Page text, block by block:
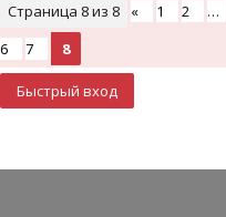
Страница 8из 8 « 1 2
…
6
7 8